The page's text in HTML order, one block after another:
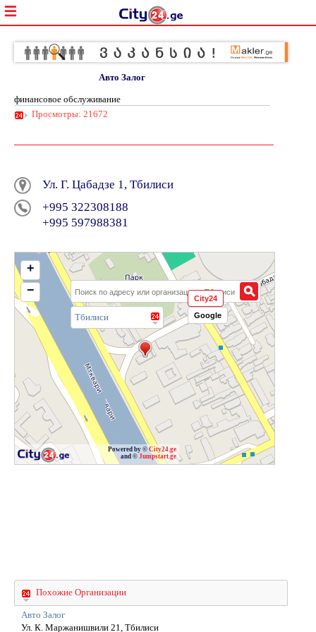
Авто Залог
финансовое обслуживание
Просмотры: 21672
Ул. Г. Цабадзе 1, Тбилиси
+995 322308188
+995 597988381
Тбилиси
Powered by ©City24.ge
and © Jumpstart.ge
+
−
City24
Google
Похожие Организации
Авто Залог
Ул. К. Маржанишвили 21, Тбилиси